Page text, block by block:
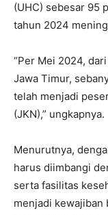
(UHC) sebesar 95
tahun 2024
“Per Mei 2024,
Jawa Timur,
telah menjadi
(JKN),” ungkapnya.
Menurutnya,
harus diimbangi
serta fasilitas
menjadi kewajiban